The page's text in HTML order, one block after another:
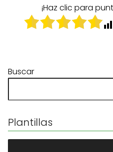
¡Haz clic para
Buscar
Plantillas